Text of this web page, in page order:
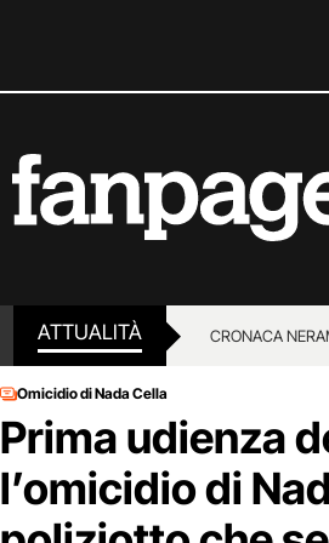
ATTUALITÀ CRONACA NERA
Omicidio di Nada Cella
Prima udienza
l’omicidio di